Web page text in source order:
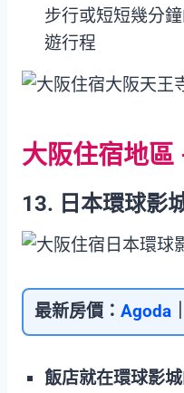
步行或短短幾分
遊行程
大阪住宿地區
13. 日本環球影
最新房價： Agoda｜
飯店就在環球影